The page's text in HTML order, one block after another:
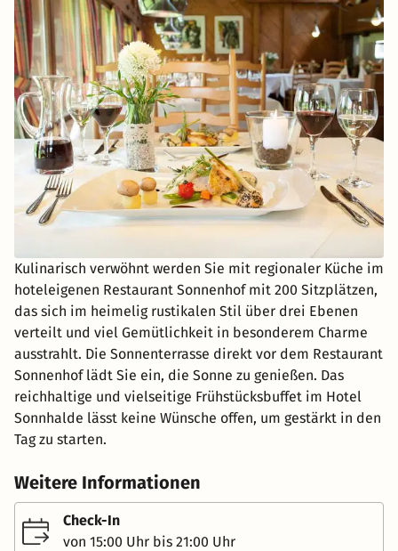
Kulinarisch verwöhnt werden Sie mit regionaler Küche im
hoteleigenen Restaurant Sonnenhof mit 200 Sitzplätzen,
das sich im heimelig rustikalen Stil über drei Ebenen
verteilt und viel Gemütlichkeit in besonderem Charme
ausstrahlt. Die Sonnenterrasse direkt vor dem Restaurant
Sonnenhof lädt Sie ein, die Sonne zu genießen. Das
reichhaltige und vielseitige Frühstücksbuffet im Hotel
Sonnhalde lässt keine Wünsche offen, um gestärkt in den
Tag zu starten.
Weitere Informationen
Check-In
von 15:00 Uhr bis 21:00 Uhr